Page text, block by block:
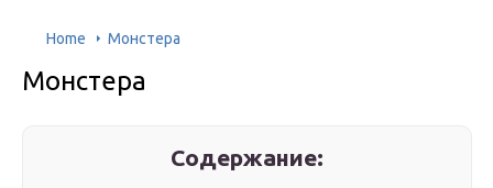
Home Монстера
Монстера
Содержание: